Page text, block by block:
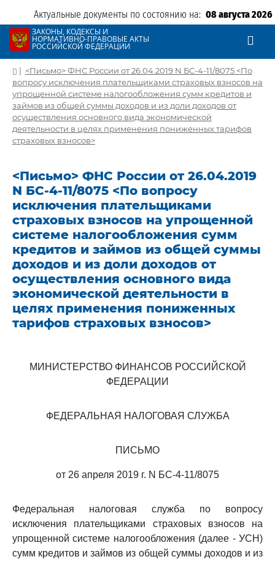
Актуальные документы по состоянию на: 08 августа 2026
ЗАКОНЫ, КОДЕКСЫ И
НОРМАТИВНО-ПРАВОВЫЕ АКТЫ
РОССИЙСКОЙ ФЕДЕРАЦИИ
| <Письмо> ФНС России от 26.04.2019 N БС-4-11/8075 <По
вопросу исключения плательщиками страховых взносов на
упрощенной системе налогообложения сумм кредитов и
займов из общей суммы доходов и из доли доходов от
осуществления основного вида экономической
деятельности в целях применения пониженных тарифов
страховых взносов>
<Письмо> ФНС России от 26.04.2019
N БС-4-11/8075 <По вопросу
исключения плательщиками
страховых взносов на упрощенной
системе налогообложения сумм
кредитов и займов из общей суммы
доходов и из доли доходов от
осуществления основного вида
экономической деятельности в
целях применения пониженных
тарифов страховых взносов>
МИНИСТЕРСТВО ФИНАНСОВ РОССИЙСКОЙ
ФЕДЕРАЦИИ
ФЕДЕРАЛЬНАЯ НАЛОГОВАЯ СЛУЖБА
ПИСЬМО
от 26 апреля 2019 г. N БС-4-11/8075
Федеральная налоговая служба по вопросу
исключения плательщиками страховых взносов на
упрощенной системе налогообложения (далее - УСН)
сумм кредитов и займов из общей суммы доходов и из